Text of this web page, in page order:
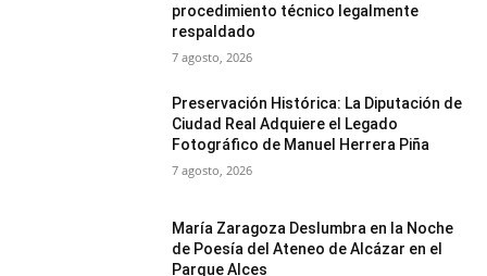
procedimiento técnico legalmente
respaldado
7 agosto, 2026
Preservación Histórica: La Diputación de
Ciudad Real Adquiere el Legado
Fotográfico de Manuel Herrera Piña
7 agosto, 2026
María Zaragoza Deslumbra en la Noche
de Poesía del Ateneo de Alcázar en el
Parque Alces